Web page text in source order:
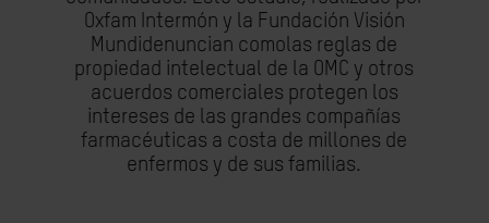
Oxfam Intermón y la Fundación Visión
Mundidenuncian comolas reglas de
propiedad intelectual de la OMC y otros
acuerdos comerciales protegen los
intereses de las grandes compañías
farmacéuticas a costa de millones de
enfermos y de sus familias.